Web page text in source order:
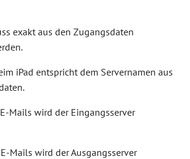
exakt aus den Zugangsdaten
iPad entspricht dem Servernamen aus
Mails wird der Eingangsserver
Mails wird der Ausgangsserver